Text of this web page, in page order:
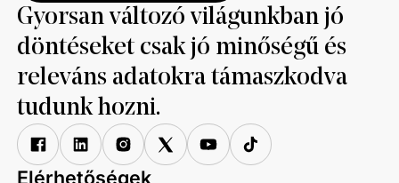
Gyorsan változó világunkban jó
döntéseket csak jó minőségű és
releváns adatokra támaszkodva
tudunk hozni.
Elérhetőségek